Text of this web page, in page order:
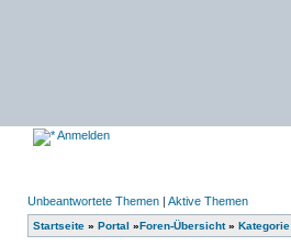
Anmelden
Unbeantwortete Themen | Aktive Themen
Startseite » Portal »Foren-Übersicht» Kategorie